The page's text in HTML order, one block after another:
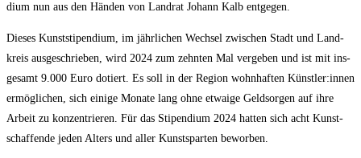
di­um nun aus den Hän­den von Land­rat Johann Kalb entgegen.
Die­ses Kunst­sti­pen­di­um, im jähr­li­chen Wech­sel zwi­schen Stadt und Land­
kreis aus­ge­schrie­ben, wird 2024 zum zehn­ten Mal ver­ge­ben und ist mit ins­
ge­samt 9.000 Euro dotiert. Es soll in der Regi­on wohn­haf­ten Künstler:innen
ermög­li­chen, sich eini­ge Mona­te lang ohne etwa­ige Geld­sor­gen auf ihre
Arbeit zu kon­zen­trie­ren. Für das Sti­pen­di­um 2024 hat­ten sich acht Kunst­
schaf­fen­de jeden Alters und aller Kunst­spar­ten beworben.